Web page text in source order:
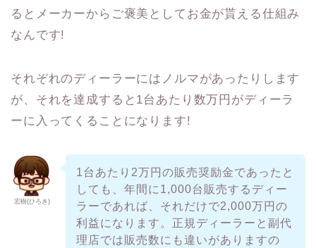
るとメーカーからご褒美としてお金が貰える仕組み
なんです!
それぞれのディーラーにはノルマがあったりします
が、それを達成すると1台あたり数万円がディーラ
ーに入ってくることになります!
宏樹(ひろき)
1台あたり2万円の販売奨励金であったと
しても、年間に1,000台販売するディー
ラーであれば、それだけで2,000万円の
利益になります。正規ディーラーと副代
理店では販売数にも違いがありますの